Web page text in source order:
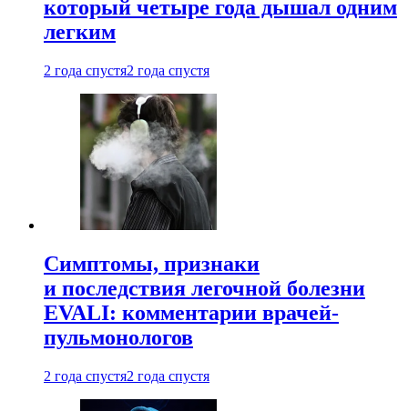
который четыре года дышал одним
легким
2 года спустя2 года спустя
Симптомы, признаки
и последствия легочной болезни
EVALI: комментарии врачей-
пульмонологов
2 года спустя2 года спустя